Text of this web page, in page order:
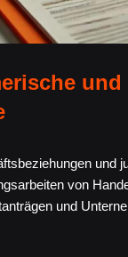
und
und
von
und